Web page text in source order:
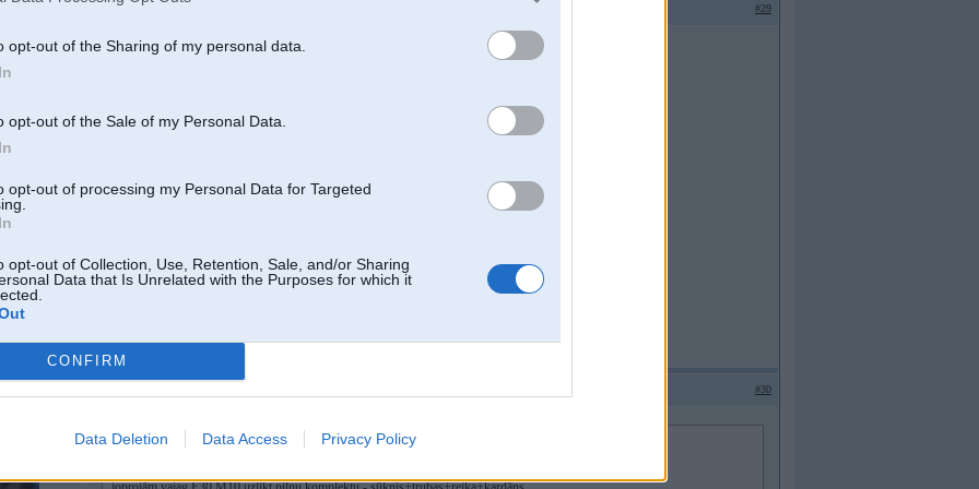
opt-out of the Sharing of my personal data.
opt-out of the Sale of my Personal Data.
opt-out of processing my Personal Data for Targeted
opt-out of Collection, Use, Retention, Sale, and/or Sharing
Data that Is Unrelated with the Purposes for which it
CONFIRM
Data Deletion Data Access Privacy Policy
#29
Man ir reika ar pastūzi, tikai pirms virsū likšanas ieteicams resaturēt, ja vajag, tad PM
#30
2006-06-06 21:40, Modricimus rakstīja: